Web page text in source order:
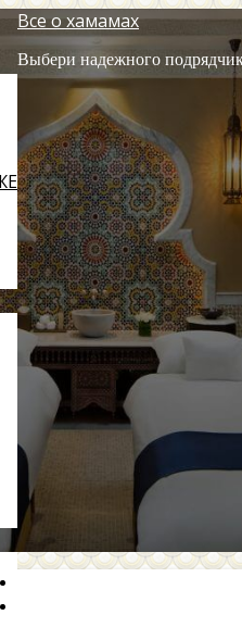
Все о хамамах
Выбери надежного